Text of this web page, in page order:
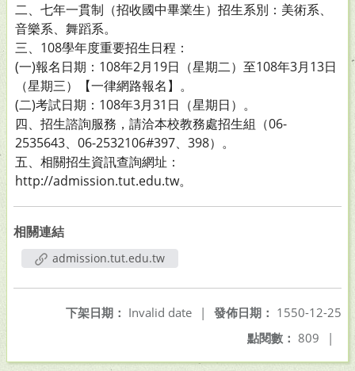
二、七年一貫制（招收國中畢業生）招生系別：美術系、
音樂系、舞蹈系。
三、108學年度重要招生日程：
(一)報名日期：108年2月19日（星期二）至108年3月13日
（星期三）【一律網路報名】。
(二)考試日期：108年3月31日（星期日）。
四、招生諮詢服務，請洽本校教務處招生組（06-
2535643、06-2532106#397、398）。
五、相關招生資訊查詢網址：
http://admission.tut.edu.tw。
相關連結
admission.tut.edu.tw
發佈日期： 1550-12-25
下架日期： Invalid date
|
點閱數： 809 |